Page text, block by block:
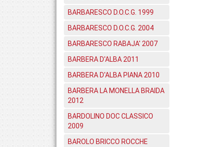
BARBARESCO D.O.C.G. 1999
BARBARESCO D.O.C.G. 2004
BARBARESCO RABAJA' 2007
BARBERA D'ALBA 2011
BARBERA D'ALBA PIANA 2010
BARBERA LA MONELLA BRAIDA
2012
BARDOLINO DOC CLASSICO
2009
BAROLO BRICCO ROCCHE